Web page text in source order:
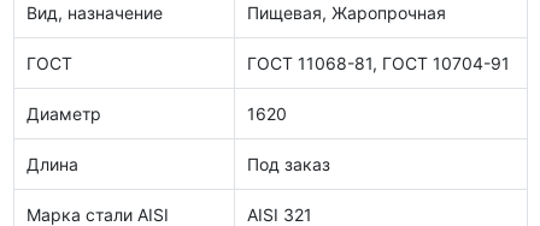
Вид, назначение Пищевая, Жаропрочная
ГОСТ ГОСТ 11068-81, ГОСТ 10704-91
Диаметр 1620
Длина Под заказ
Марка стали AISI
AISI 321